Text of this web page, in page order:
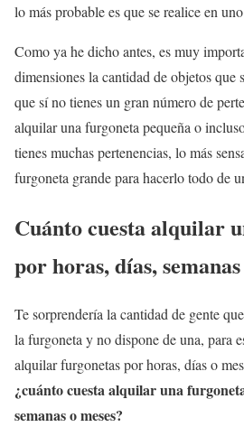
lo más probable es que se realice en
Como ya he dicho antes, es muy
dimensiones la cantidad de objetos que
que sí no tienes un gran número de
alquilar una furgoneta pequeña o
tienes muchas pertenencias, lo más
furgoneta grande para hacerlo todo de
Cuánto cuesta alquilar
por horas, días, semanas
Te sorprendería la cantidad de gente
la furgoneta y no dispone de una, para
alquilar furgonetas por horas, días o
¿cuánto cuesta alquilar una
semanas o meses?